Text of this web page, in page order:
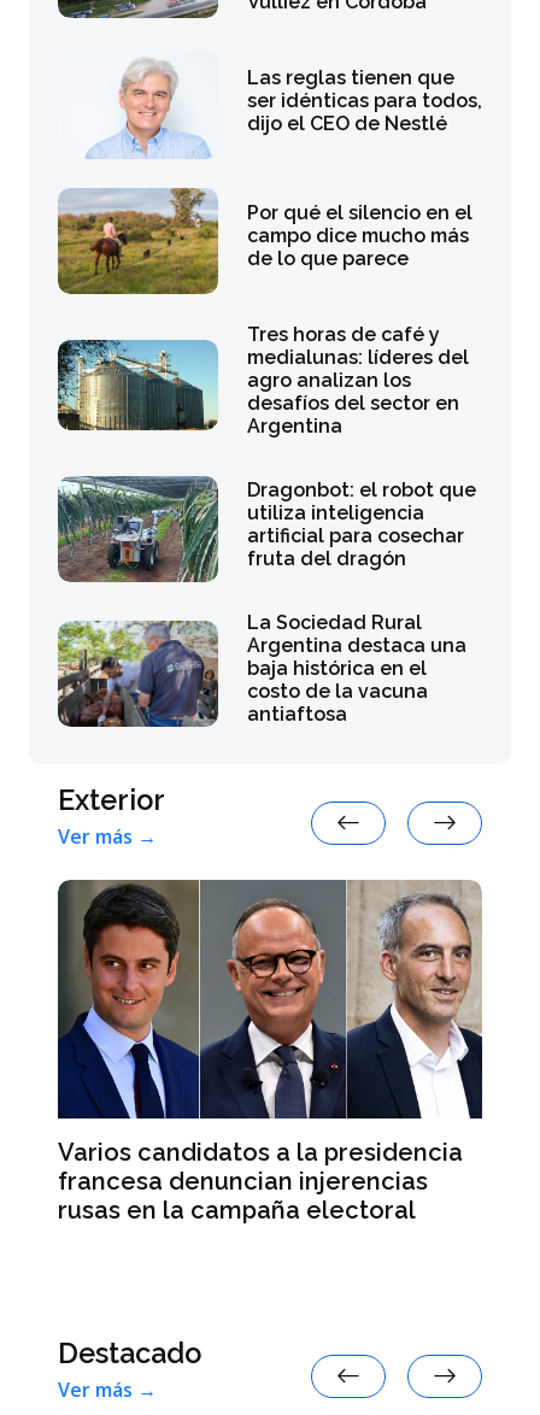
Las reglas tienen que
ser idénticas para todos,
dijo el CEO de Nestlé
Por qué el silencio en el
campo dice mucho más
de lo que parece
Tres horas de café y
medialunas: líderes del
agro analizan los
desafíos del sector en
Argentina
Dragonbot: el robot que
utiliza inteligencia
artificial para cosechar
fruta del dragón
La Sociedad Rural
Argentina destaca una
baja histórica en el
costo de la vacuna
antiaftosa
Exterior
Ver más →
Varios candidatos a la presidencia
francesa denuncian injerencias
rusas en la campaña electoral
Destacado
Ver más →